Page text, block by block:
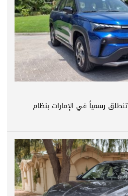
سوزوكي أكروس 2026 تنطلق رسمياً في الإمارات بنظام